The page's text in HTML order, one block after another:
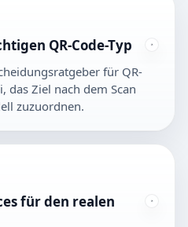
QR-Code-Typ
für QR-
das Ziel nach dem Scan
zuzuordnen.
für den realen